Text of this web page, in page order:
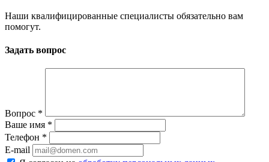
Наши квалифицированные специалисты обязательно вам
помогут.
Задать вопрос
Вопрос *
Ваше имя *
Телефон *
E-mail